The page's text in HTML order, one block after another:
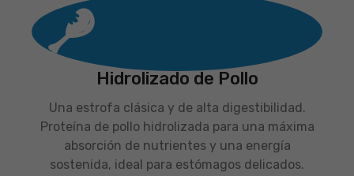
Hidrolizado de Pollo
Una estrofa clásica y de alta digestibilidad.
Proteína de pollo hidrolizada para una máxima
absorción de nutrientes y una energía
sostenida, ideal para estómagos delicados.